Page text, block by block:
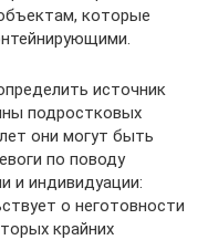
которые
источник
подростковых
они могут быть
по поводу
и индивидуации:
о неготовности
крайних